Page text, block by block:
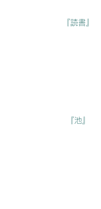
『読書』
『池』